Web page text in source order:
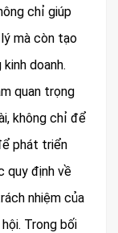
chỉ giúp
mà còn tạo
doanh.
quan trọng
không chỉ để
phát triển
quy định về
nhiệm của
Trong bối